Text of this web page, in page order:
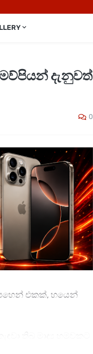
දැනුවත්
0
එකක්, හයෙන්
තිබූ මාද්‍ය හමුවකට